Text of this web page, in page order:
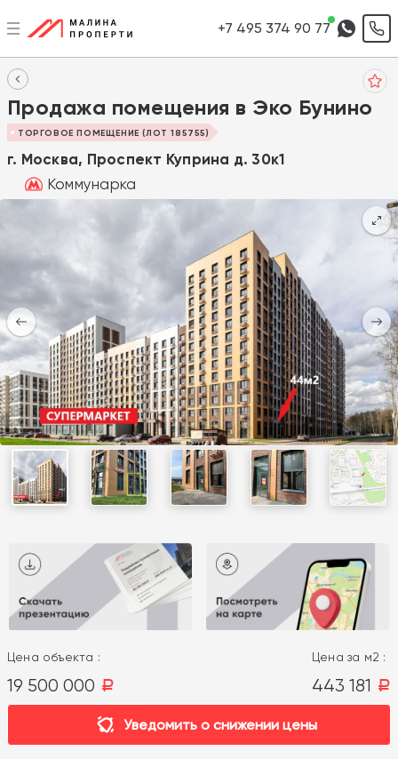
+7 495 374 90 77
Продажа помещения в Эко Бунино
ТОРГОВОЕ ПОМЕЩЕНИЕ (ЛОТ 185755)
г. Москва, Проспект Куприна д. 30к1
Коммунарка
Цена объекта :
19 500 000 a
Цена за м2 :
443 181 a
Уведомить о снижении цены